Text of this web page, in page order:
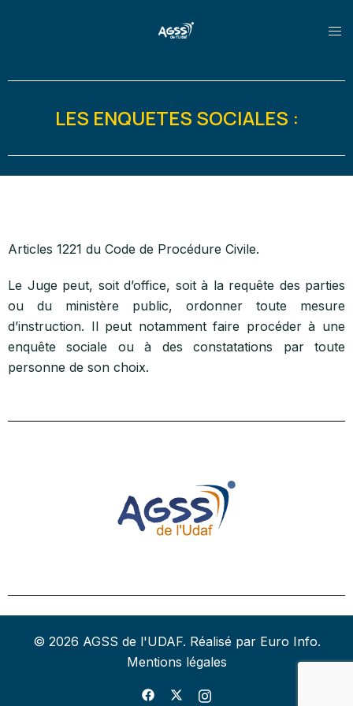
LES ENQUETES SOCIALES :
Articles 1221 du Code de Procédure Civile.
Le Juge peut, soit d’office, soit à la requête des parties
ou du ministère public, ordonner toute mesure
d’instruction. Il peut notamment faire procéder à une
enquête sociale ou à des constatations par toute
personne de son choix.
© 2026 AGSS de l'UDAF. Réalisé par Euro Info.
Mentions légales